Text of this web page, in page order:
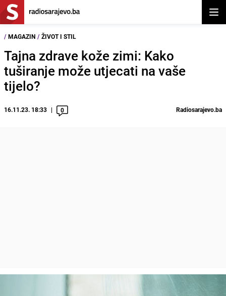
/ MAGAZIN / ŽIVOT I STIL
Tajna zdrave kože zimi: Kako
tuširanje može utjecati na vaše
tijelo?
16.11.23. 18:33 0 Radiosarajevo.ba